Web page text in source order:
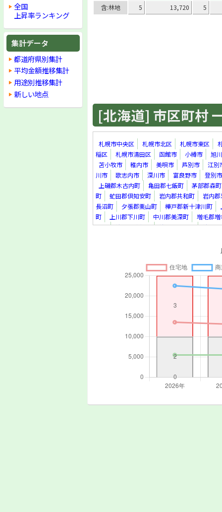
全国
上昇率ランキング
集計データ
都道府県別集計
平均金額推移集計
用途別推移集計
新しい地点
含:林地
5 13,720 5
[北海道] 市区町村
札幌市中央区 札幌市北区 札幌市東区
稲区
札幌市清田区 函館市 小樽市
旭
苫小牧市
稚内市 美唄市 芦別市
江別
川市
歌志内市 深川市 富良野市
登別市
上磯郡木古内町
亀田郡七飯町
茅部郡森町
町
虻田郡倶知安町 岩内郡共和町
岩内
長沼町
夕張郡栗山町 樺戸郡新十津川町
町
上川郡下川町 中川郡美深町
増毛郡増
里町
紋別郡遠軽町 紋別郡滝上町
紋別